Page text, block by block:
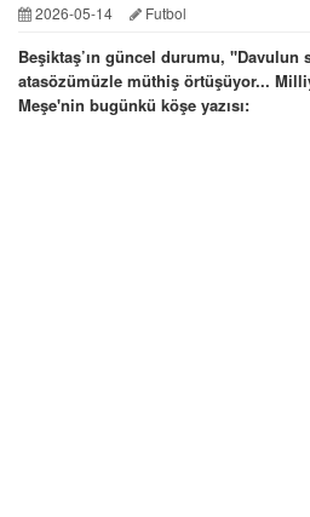
2026-05-14 Futbol
Beşiktaş’ın güncel durumu,
atasözümüzle müthiş örtüşüyor...
Meşe'nin bugünkü köşe yazısı: